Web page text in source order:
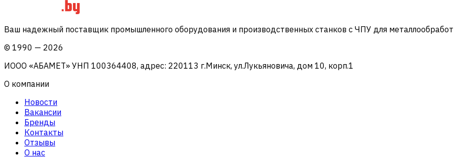
Ваш надежный поставщик промышленного оборудования и производственных станков с ЧПУ для
© 1990 — 2026
ИООО «АБАМЕТ» УНП 100364408, адрес: 220113 г.Минск, ул.Лукьяновича, дом 10, корп.1
О компании
Новости
Вакансии
Бренды
Контакты
Отзывы
О нас